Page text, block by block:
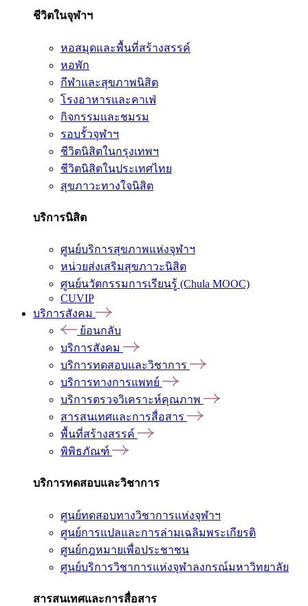
ชีวิตในจุฬาฯ
หอสมุดและพื้นที่สร้างสรรค์
หอพัก
กีฬาและสุขภาพนิสิต
โรงอาหารและคาเฟ่
กิจกรรมและชมรม
รอบรั้วจุฬาฯ
ชีวิตนิสิตในกรุงเทพฯ
ชีวิตนิสิตในประเทศไทย
สุขภาวะทางใจนิสิต
บริการนิสิต
ศูนย์บริการสุขภาพแห่งจุฬาฯ
หน่วยส่งเสริมสุขภาวะนิสิต
ศูนย์นวัตกรรมการเรียนรู้ (Chula MOOC)
CUVIP
บริการสังคม
ย้อนกลับ
บริการสังคม
บริการทดสอบและวิชาการ
บริการทางการแพทย์
บริการตรวจวิเคราะห์คุณภาพ
สารสนเทศและการสื่อสาร
พื้นที่สร้างสรรค์
พิพิธภัณฑ์
บริการทดสอบและวิชาการ
ศูนย์ทดสอบทางวิชาการแห่งจุฬาฯ
ศูนย์การแปลและการล่ามเฉลิมพระเกียรติ
ศูนย์กฎหมายเพื่อประชาชน
ศูนย์บริการวิชาการแห่งจุฬาลงกรณ์มหาวิทยาลัย
สารสนเทศและการสื่อสาร